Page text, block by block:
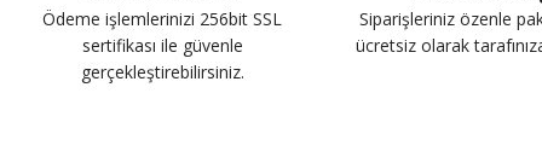
Ödeme işlemlerinizi 256bit SSL
sertifikası ile güvenle
gerçekleştirebilirsiniz.
Siparişleriniz özenle
ücretsiz olarak